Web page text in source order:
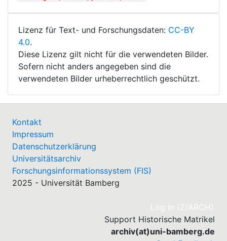
Lizenz für Text- und Forschungsdaten: CC-BY
4.0.
Diese Lizenz gilt nicht für die verwendeten Bilder.
Sofern nicht anders angegeben sind die
verwendeten Bilder urheberrechtlich geschützt.
Kontakt
Impressum
Datenschutzerklärung
Universitätsarchiv
Forschungsinformationssystem (FIS)
2025 - Universität Bamberg
Log In (Z/ARCH)
Support Historische Matrikel
archiv(at)uni-bamberg.de